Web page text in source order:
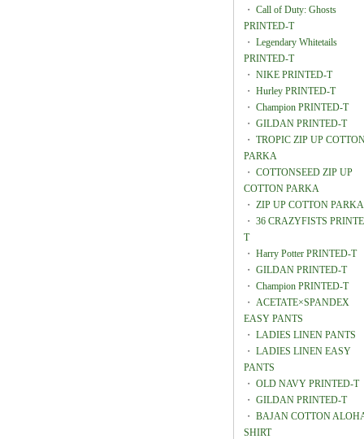
・ Call of Duty: Ghosts
PRINTED-T
・ Legendary Whitetails
PRINTED-T
・ NIKE PRINTED-T
・ Hurley PRINTED-T
・ Champion PRINTED-T
・ GILDAN PRINTED-T
・ TROPIC ZIP UP
PARKA
・ COTTONSEED ZIP UP
COTTON PARKA
・ ZIP UP COTTON PARKA
・ 36 CRAZYFISTS
T
・ Harry Potter PRINTED-T
・ GILDAN PRINTED-T
・ Champion PRINTED-T
・ ACETATE×SPANDEX
EASY PANTS
・ LADIES LINEN PANTS
・ LADIES LINEN EASY
PANTS
・ OLD NAVY PRINTED-T
・ GILDAN PRINTED-T
・ BAJAN COTTON
SHIRT